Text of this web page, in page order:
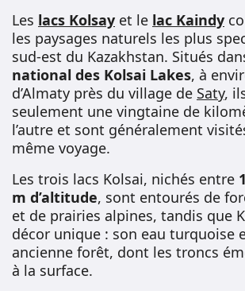
Les lacs Kolsay et le lac Kaindy
les paysages naturels les plus
sud-est du Kazakhstan. Situés
national des Kolsai Lakes, à
d’Almaty près du village de Saty,
seulement une vingtaine de
l’autre et sont généralement
même voyage.
Les trois lacs Kolsai, nichés entre
m d’altitude, sont entourés de
et de prairies alpines, tandis que
décor unique : son eau turquoise
ancienne forêt, dont les troncs
à la surface.